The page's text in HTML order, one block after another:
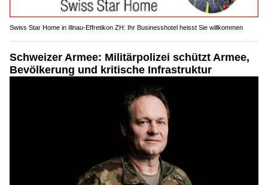
Swiss Star Home in Illnau-Effretikon ZH: Ihr Businesshotel heisst Sie willkommen
Schweizer Armee: Militärpolizei schützt Armee,
Bevölkerung und kritische Infrastruktur